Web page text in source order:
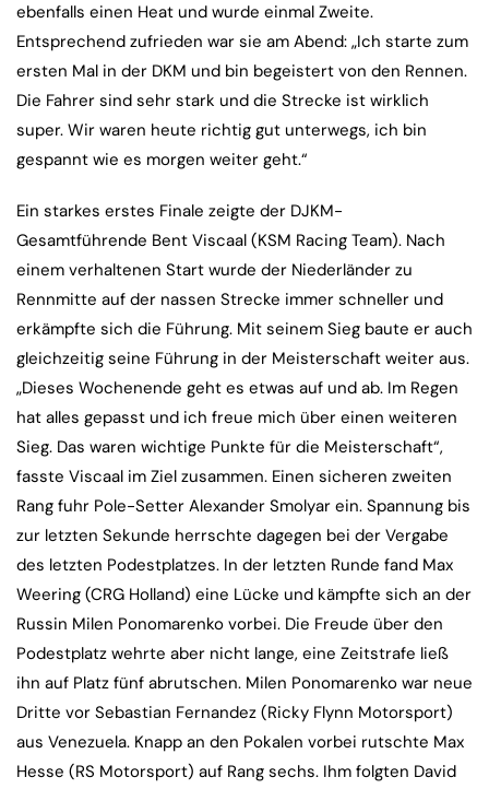
ebenfalls einen Heat und wurde einmal Zweite.
Entsprechend zufrieden war sie am Abend: „Ich starte zum
ersten Mal in der DKM und bin begeistert von den Rennen.
Die Fahrer sind sehr stark und die Strecke ist wirklich
super. Wir waren heute richtig gut unterwegs, ich bin
gespannt wie es morgen weiter geht.“
Ein starkes erstes Finale zeigte der DJKM-
Gesamtführende Bent Viscaal (KSM Racing Team). Nach
einem verhaltenen Start wurde der Niederländer zu
Rennmitte auf der nassen Strecke immer schneller und
erkämpfte sich die Führung. Mit seinem Sieg baute er auch
gleichzeitig seine Führung in der Meisterschaft weiter aus.
„Dieses Wochenende geht es etwas auf und ab. Im Regen
hat alles gepasst und ich freue mich über einen weiteren
Sieg. Das waren wichtige Punkte für die Meisterschaft“,
fasste Viscaal im Ziel zusammen. Einen sicheren zweiten
Rang fuhr Pole-Setter Alexander Smolyar ein. Spannung bis
zur letzten Sekunde herrschte dagegen bei der Vergabe
des letzten Podestplatzes. In der letzten Runde fand Max
Weering (CRG Holland) eine Lücke und kämpfte sich an der
Russin Milen Ponomarenko vorbei. Die Freude über den
Podestplatz wehrte aber nicht lange, eine Zeitstrafe ließ
ihn auf Platz fünf abrutschen. Milen Ponomarenko war neue
Dritte vor Sebastian Fernandez (Ricky Flynn Motorsport)
aus Venezuela. Knapp an den Pokalen vorbei rutschte Max
Hesse (RS Motorsport) auf Rang sechs. Ihm folgten David